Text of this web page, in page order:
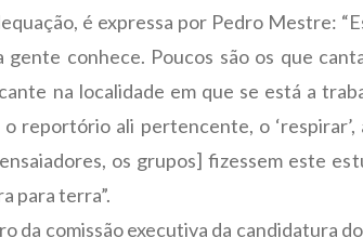
é expressa por Pedro Mestre:
gente conhece. Poucos são os que
na localidade em que se está a
reportório ali pertencente, o
os grupos] fizessem este
para terra”.
da comissão executiva da